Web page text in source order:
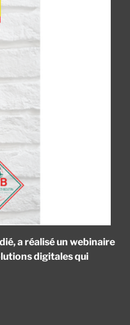
a réalisé un webinaire
digitales qui